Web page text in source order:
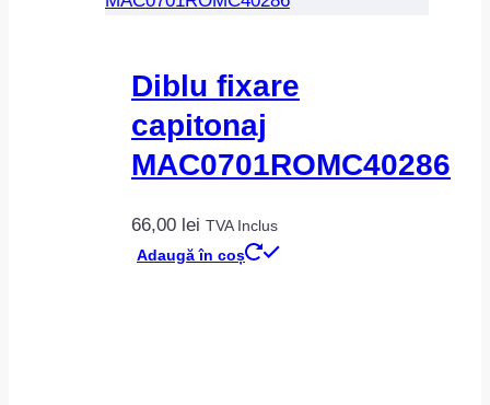
Diblu fixare
capitonaj
MAC0701ROMC40286
66,00 lei TVA Inclus
Adaugă în coș